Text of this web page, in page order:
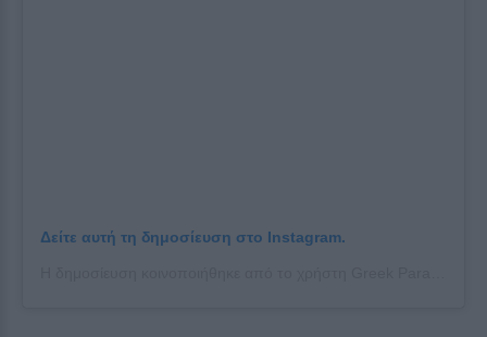
Δείτε αυτή τη δημοσίευση στο Instagram.